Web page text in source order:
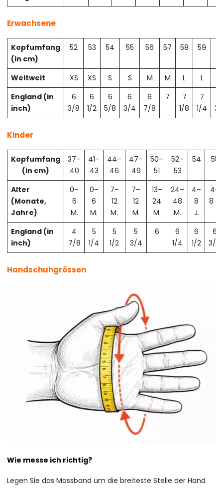
Erwachsene
Kopfumfang
(in cm)
52 53 54 55 56 57 58 59
Weltweit XS XS S S M M L L
England (in
inch)
6
3/8
6
1/2
6
5/8
6
3/4
6
7/8
7
7
1/8
7
1/4
Kinder
Kopfumfang
(in cm)
37–
40
41–
43
44–
46
47–
49
50–
51
52–
53
54 55
Alter
(Monate,
Jahre)
0–
6
M.
0–
6
M.
7–
12
M.
7–
12
M.
13–
24
M.
24–
48
M.
4–
8
J.
4–
8 J.
England (in
inch)
4
7/8
5
1/4
5
1/2
5
3/4
6
6
1/4
6
1/2
6
3/4
Handschuhgrössen
Wie messe ich richtig?
Legen Sie das Massband um die breiteste Stelle der Hand